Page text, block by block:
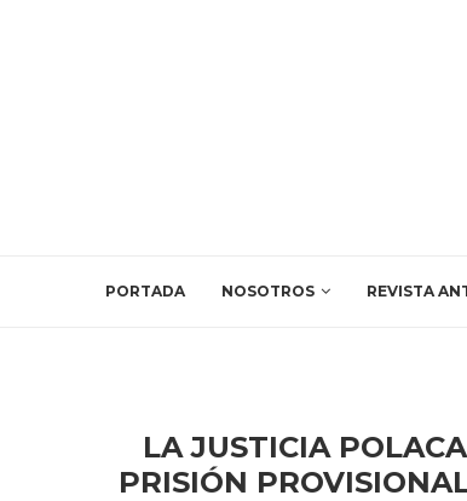
PORTADA NOSOTROS REVISTA
LA JUSTICIA
PRISIÓN